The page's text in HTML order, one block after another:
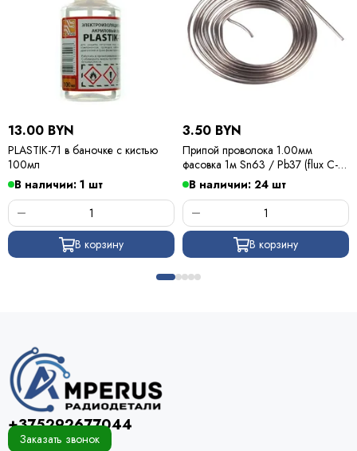
13.00 BYN
PLASTIK-71 в баночке с кистью
100мл
В наличии: 1 шт
В корзину
3.50 BYN
Припой проволока 1.00мм
фасовка 1м Sn63 / Pb37 (flux C-6)
ПОС 63 / Kewei
В наличии: 24 шт
В корзину
+375292677044
Заказать звонок